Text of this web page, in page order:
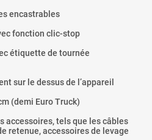
encastrables
fonction clic-stop
étiquette de tournée
sur le dessus de l’appareil
(demi Euro Truck)
accessoires, tels que les câbles
retenue, accessoires de levage